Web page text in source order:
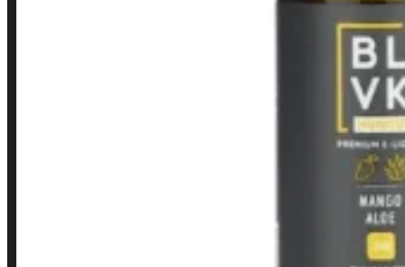
Política de Garantia, Reembolso e Devolução